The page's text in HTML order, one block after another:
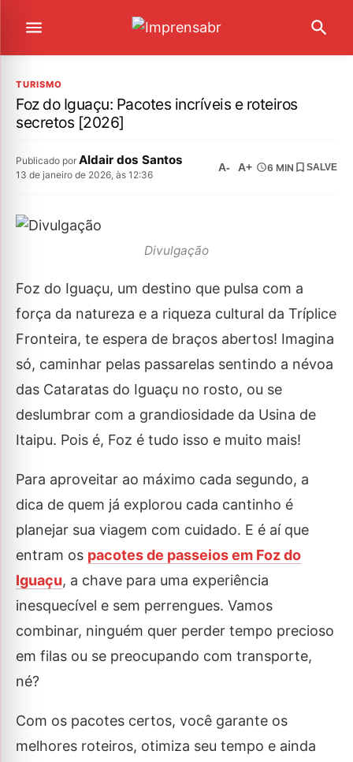
TURISMO
Foz do Iguaçu: Pacotes incríveis e roteiros
secretos [2026]
Publicado por Aldair dos Santos
13 de janeiro de 2026, às 12:36
A- A+ 6 MIN SALVE
Divulgação
Foz do Iguaçu, um destino que pulsa com a
força da natureza e a riqueza cultural da Tríplice
Fronteira, te espera de braços abertos! Imagina
só, caminhar pelas passarelas sentindo a névoa
das Cataratas do Iguaçu no rosto, ou se
deslumbrar com a grandiosidade da Usina de
Itaipu. Pois é, Foz é tudo isso e muito mais!
Para aproveitar ao máximo cada segundo, a
dica de quem já explorou cada cantinho é
planejar sua viagem com cuidado. E é aí que
entram os pacotes de passeios em Foz do
Iguaçu, a chave para uma experiência
inesquecível e sem perrengues. Vamos
combinar, ninguém quer perder tempo precioso
em filas ou se preocupando com transporte,
né?
Com os pacotes certos, você garante os
melhores roteiros, otimiza seu tempo e ainda